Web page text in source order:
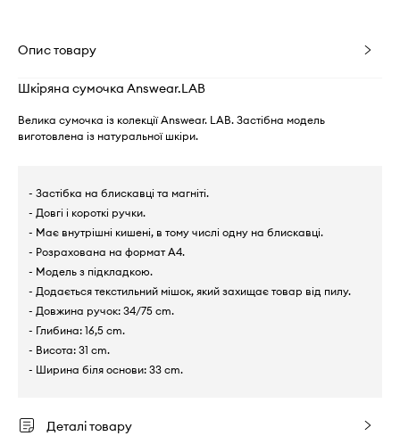
Опис товару
Шкіряна сумочка Answear.LAB
Велика сумочка із колекції Answear. LAB. Застібна модель
виготовлена із натуральної шкіри.
- Застібка на блискавці та магніті.
- Довгі і короткі ручки.
- Має внутрішні кишені, в тому числі одну на блискавці.
- Розрахована на формат А4.
- Модель з підкладкою.
- Додається текстильний мішок, який захищає товар від пилу.
- Довжина ручок: 34/75 cm.
- Глибина: 16,5 cm.
- Висота: 31 cm.
- Ширина біля основи: 33 cm.
Деталі товару